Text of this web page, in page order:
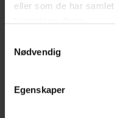
eller som de har
Nødvendig
Egenskaper